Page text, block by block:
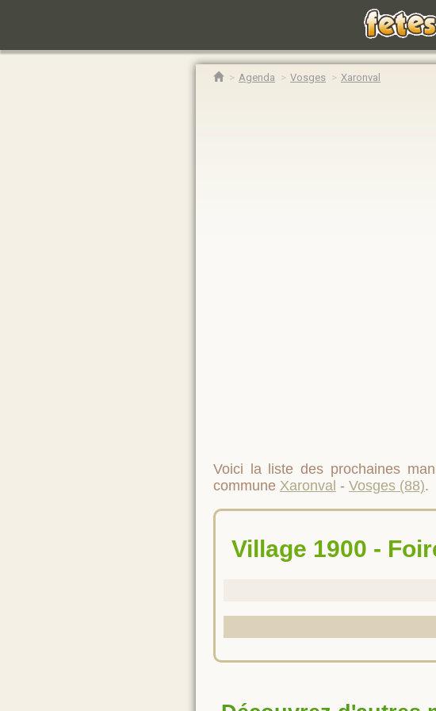
Agenda Vosges Xaronval
Voici la liste des prochaines
commune Xaronval - Vosges (88).
Village 1900 -